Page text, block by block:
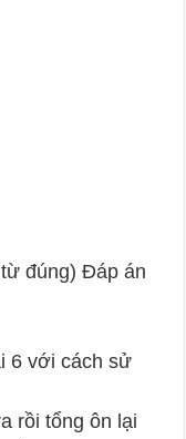
đúng) Đáp án
6 với cách sử
rồi tổng ôn lại